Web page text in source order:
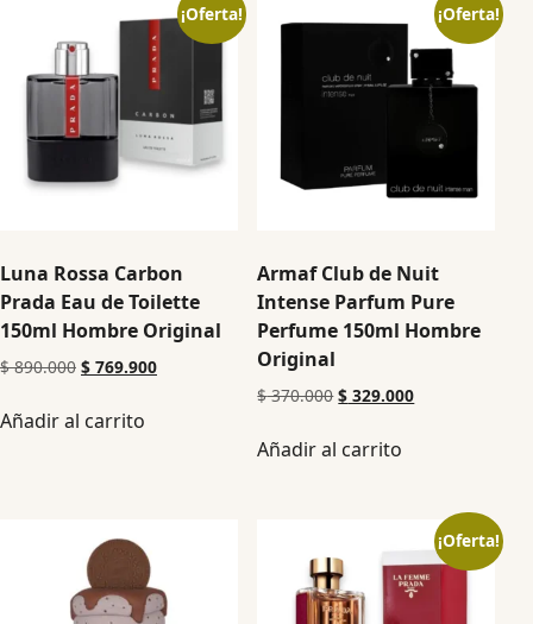
¡Oferta!
Luna Rossa Carbon
Prada Eau de Toilette
150ml Hombre Original
$890.000 $ 769.900
Añadir al carrito
¡Oferta!
Armaf Club de Nuit
Intense Parfum Pure
Perfume 150ml Hombre
Original
$370.000 $ 329.000
Añadir al carrito
¡Oferta!